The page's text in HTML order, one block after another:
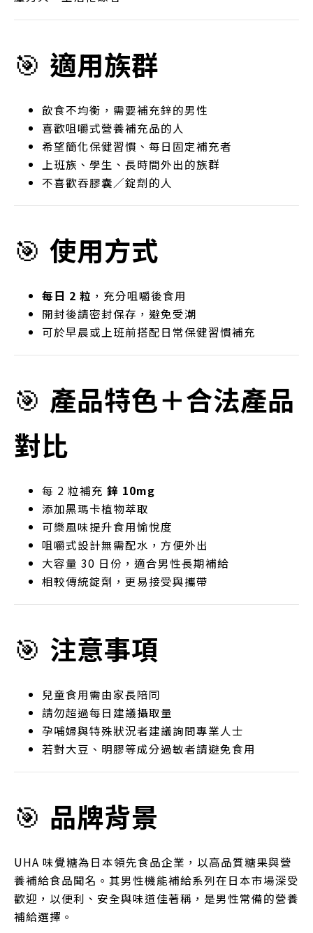
🎯 適用族群
飲食不均衡，需要補充鋅的男性
喜歡咀嚼式營養補充品的人
希望簡化保健習慣、每日固定補充者
上班族、學生、長時間外出的族群
不喜歡吞膠囊／錠劑的人
🎯 使用方式
每日 2 粒 ，充分咀嚼後食用
開封後請密封保存，避免受潮
可於早晨或上班前搭配日常保健習慣補充
🎯 產品特色＋合法產品
對比
每 2 粒補充 鋅 10mg
添加黑瑪卡植物萃取
可樂風味提升食用愉悅度
咀嚼式設計無需配水，方便外出
大容量 30 日份，適合男性長期補給
相較傳統錠劑，更易接受與攜帶
🎯 注意事項
兒童食用需由家長陪同
請勿超過每日建議攝取量
孕哺婦與特殊狀況者建議詢問專業人士
若對大豆、明膠等成分過敏者請避免食用
🎯 品牌背景
UHA 味覺糖為日本領先食品企業，以高品質糖果與營
養補給食品聞名。其男性機能補給系列在日本市場深受
歡迎，以便利、安全與味道佳著稱，是男性常備的營養
補給選擇。